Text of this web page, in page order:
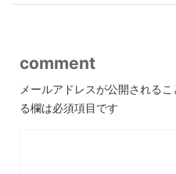
comment
メールアドレスが公開されるこ
る欄は必須項目です